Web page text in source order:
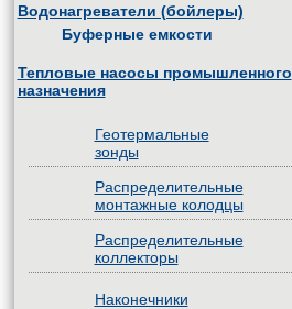
Водонагреватели (бойлеры)
Буферные емкости
Тепловые насосы промышленного
назначения
Геотермальные
зонды
Распределительные
монтажные колодцы
Распределительные
коллекторы
Наконечники